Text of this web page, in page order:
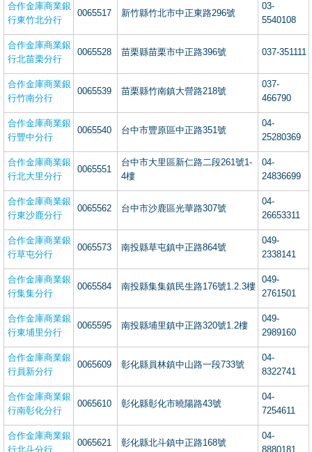
合作金庫商業銀
行東竹北分行
0065517 新竹縣竹北市中正東路296號
03-
5540108
合作金庫商業銀
行北苗栗分行
0065528 苗栗縣苗栗市中正路396號 037-351111
合作金庫商業銀
行竹南分行
0065539 苗栗縣竹南鎮大營路218號
037-
466790
合作金庫商業銀
行豐中分行
0065540 台中市豐原區中正路351號
04-
25280369
合作金庫商業銀
行北大里分行
0065551
台中市大里區新仁路二段261號1-
4樓
04-
24836699
合作金庫商業銀
行東沙鹿分行
0065562 台中市沙鹿區光華路307號
04-
26653311
合作金庫商業銀
行草屯分行
0065573 南投縣草屯鎮中正路864號
049-
2338141
合作金庫商業銀
行集集分行
0065584 南投縣集集鎮民生路176號1.2.3樓
049-
2761501
合作金庫商業銀
行東埔里分行
0065595 南投縣埔里鎮中正路320號1.2樓
049-
2989160
合作金庫商業銀
行員新分行
0065609 彰化縣員林鎮中山路一段733號
04-
8322741
合作金庫商業銀
行南彰化分行
0065610 彰化縣彰化市曉陽路43號
04-
7254611
合作金庫商業銀
行北斗分行
0065621 彰化縣北斗鎮中正路168號
04-
8880181